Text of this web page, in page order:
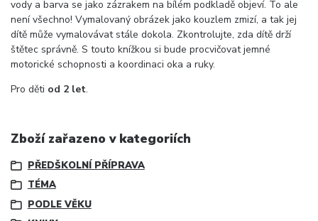
vody a barva se jako zázrakem na bílém podkladě objeví. To ale
není všechno! Vymalovaný obrázek jako kouzlem zmizí, a tak jej
dítě může vymalovávat stále dokola. Zkontrolujte, zda dítě drží
štětec správně. S touto knížkou si bude procvičovat jemné
motorické schopnosti a koordinaci oka a ruky.
Pro děti od 2 let.
Zboží zařazeno v kategoriích
PŘEDŠKOLNÍ PŘÍPRAVA
TÉMA
PODLE VĚKU